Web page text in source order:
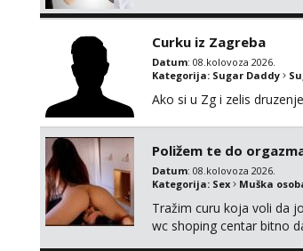
Curku iz Zagreba
Datum: 08.kolovoza 2026.
Kategorija: Sugar Daddy
Ako si u Zg i zelis
Poližem te do
Datum: 08.kolovoza 2026.
Kategorija: Sex Muška
Tražim curu koja voli da
wc shoping centar bitno